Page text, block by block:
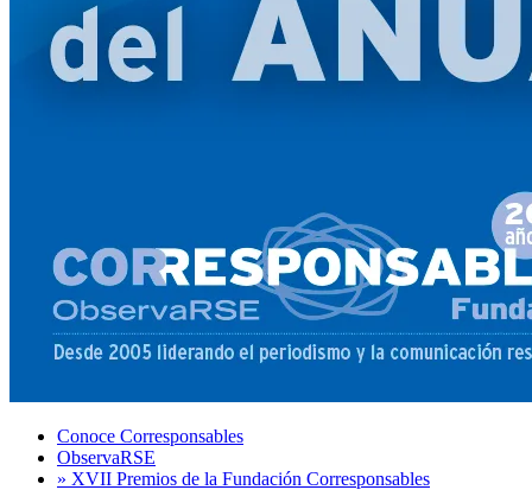
Conoce Corresponsables
ObservaRSE
» XVII Premios de la Fundación Corresponsables